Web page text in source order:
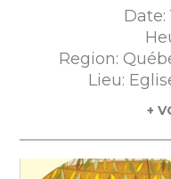
Date:
Region:
Lieu:
+